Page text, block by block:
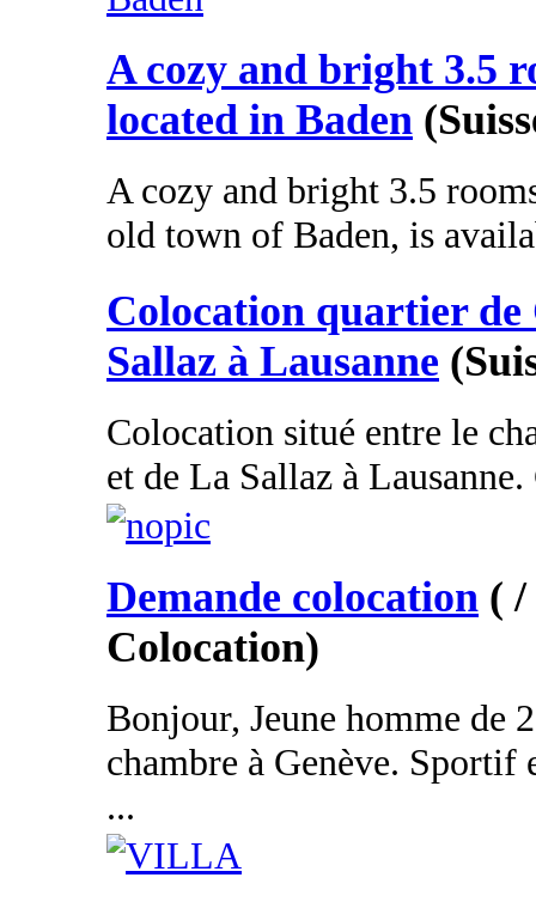
A cozy and bright 3.5
located in Baden
A cozy and bright 3.5
old town of Baden, is
Colocation quartier
Sallaz à Lausanne
Colocation situé entre le
et de La Sallaz à
Demande colocation (
Colocation)
Bonjour, Jeune homme de
chambre à Genève.
...